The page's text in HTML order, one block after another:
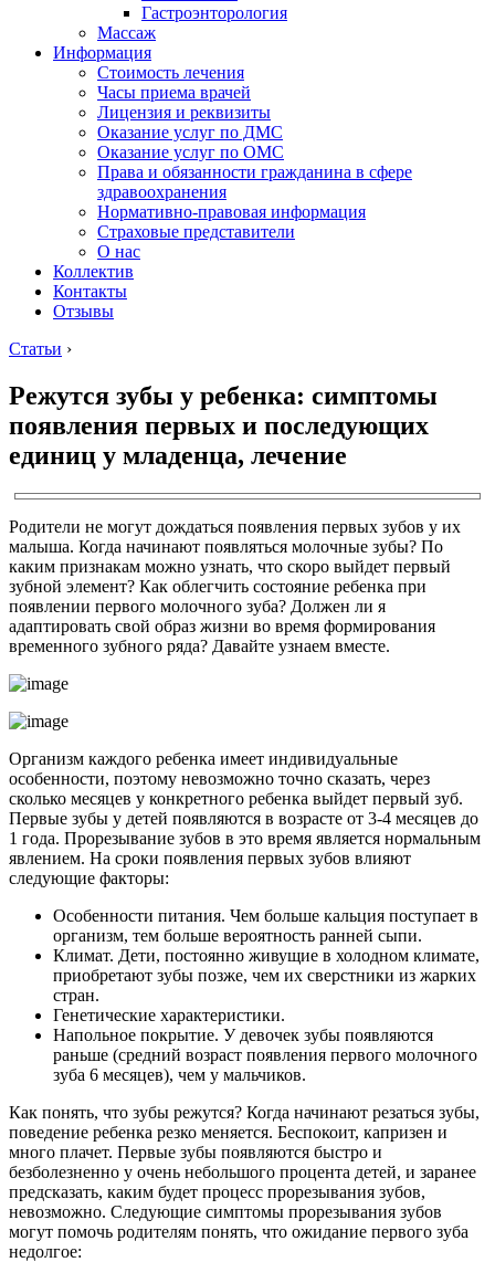
Гастроэнторология
Массаж
Информация
Стоимость лечения
Часы приема врачей
Лицензия и реквизиты
Оказание услуг по ДМС
Оказание услуг по ОМС
Права и обязанности гражданина в сфере
здравоохранения
Нормативно-правовая информация
Страховые представители
О нас
Коллектив
Контакты
Отзывы
Статьи ›
Режутся зубы у ребенка: симптомы
появления первых и последующих
единиц у младенца, лечение
Родители не могут дождаться появления первых зубов у их
малыша. Когда начинают появляться молочные зубы? По
каким признакам можно узнать, что скоро выйдет первый
зубной элемент? Как облегчить состояние ребенка при
появлении первого молочного зуба? Должен ли я
адаптировать свой образ жизни во время формирования
временного зубного ряда? Давайте узнаем вместе.
Организм каждого ребенка имеет индивидуальные
особенности, поэтому невозможно точно сказать, через
сколько месяцев у конкретного ребенка выйдет первый зуб.
Первые зубы у детей появляются в возрасте от 3-4 месяцев до
1 года. Прорезывание зубов в это время является нормальным
явлением. На сроки появления первых зубов влияют
следующие факторы:
Особенности питания. Чем больше кальция поступает в
организм, тем больше вероятность ранней сыпи.
Климат. Дети, постоянно живущие в холодном климате,
приобретают зубы позже, чем их сверстники из жарких
стран.
Генетические характеристики.
Напольное покрытие. У девочек зубы появляются
раньше (средний возраст появления первого молочного
зуба 6 месяцев), чем у мальчиков.
Как понять, что зубы режутся? Когда начинают резаться зубы,
поведение ребенка резко меняется. Беспокоит, капризен и
много плачет. Первые зубы появляются быстро и
безболезненно у очень небольшого процента детей, и заранее
предсказать, каким будет процесс прорезывания зубов,
невозможно. Следующие симптомы прорезывания зубов
могут помочь родителям понять, что ожидание первого зуба
недолгое: